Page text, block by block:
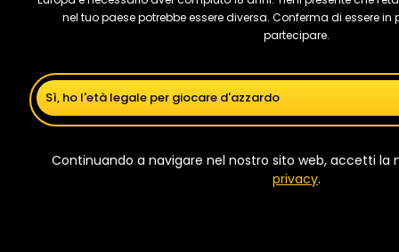
nel tuo paese potrebbe essere diversa. Conferma di essere in
partecipare.
Sì, ho l'età legale per giocare d'azzardo
Continuando a navigare nel nostro sito web, accetti la
privacy.